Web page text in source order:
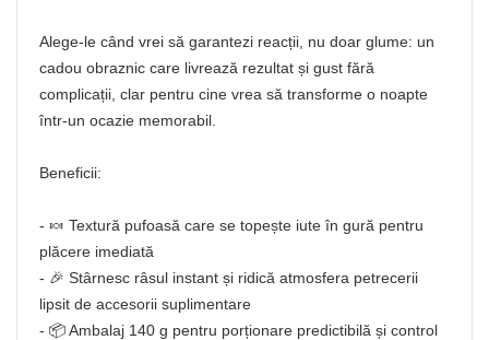
Alege-le când vrei să garantezi reacții, nu doar glume: un
cadou obraznic care livrează rezultat și gust fără
complicații, clar pentru cine vrea să transforme o noapte
într-un ocazie memorabil.
Beneficii:
- 🍬 Textură pufoasă care se topește iute în gură pentru
plăcere imediată
- 🎉 Stârnesc râsul instant și ridică atmosfera petrecerii
lipsit de accesorii suplimentare
- 📦 Ambalaj 140 g pentru porționare predictibilă și control